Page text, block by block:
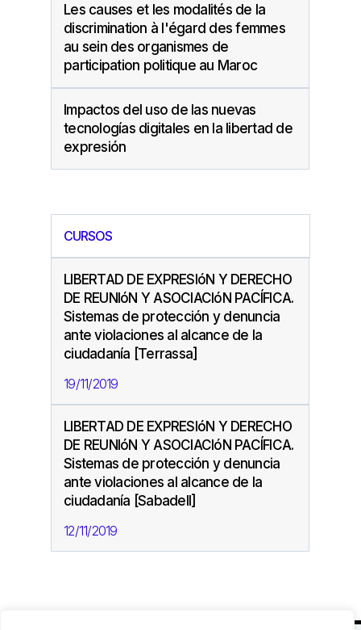
Les causes et les modalités de la
discrimination à l'égard des femmes
au sein des organismes de
participation politique au Maroc
Impactos del uso de las nuevas
tecnologías digitales en la libertad de
expresión
CURSOS
LIBERTAD DE EXPRESIóN Y DERECHO
DE REUNIóN Y ASOCIACIóN PACÍFICA.
Sistemas de protección y denuncia
ante violaciones al alcance de la
ciudadanía [Terrassa]
19/11/2019
LIBERTAD DE EXPRESIóN Y DERECHO
DE REUNIóN Y ASOCIACIóN PACÍFICA.
Sistemas de protección y denuncia
ante violaciones al alcance de la
ciudadanía [Sabadell]
12/11/2019